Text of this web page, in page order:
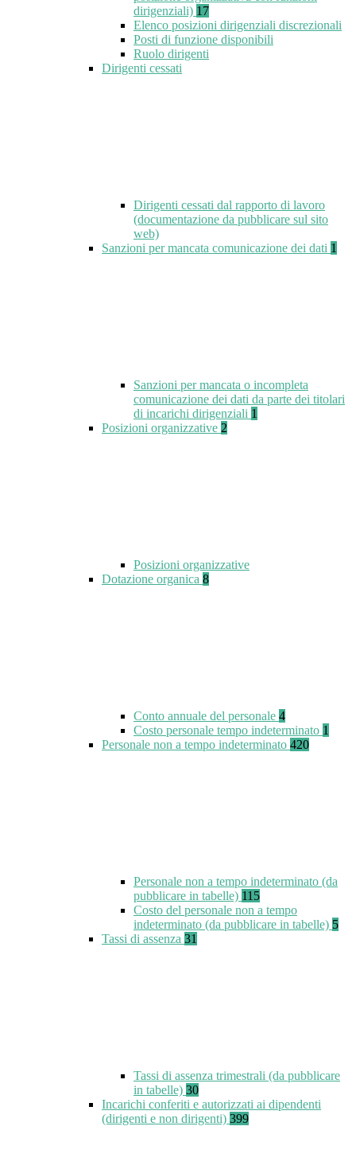
dirigenziali) 17
Elenco posizioni dirigenziali discrezionali
Posti di funzione disponibili
Ruolo dirigenti
Dirigenti cessati
Dirigenti cessati dal rapporto di lavoro
(documentazione da pubblicare sul sito
web)
Sanzioni per mancata comunicazione dei dati 1
Sanzioni per mancata o incompleta
comunicazione dei dati da parte dei titolari
di incarichi dirigenziali 1
Posizioni organizzative 2
Posizioni organizzative
Dotazione organica 8
Conto annuale del personale 4
Costo personale tempo indeterminato 1
Personale non a tempo indeterminato 420
Personale non a tempo indeterminato (da
pubblicare in tabelle) 115
Costo del personale non a tempo
indeterminato (da pubblicare in tabelle) 5
Tassi di assenza 31
Tassi di assenza trimestrali (da pubblicare
in tabelle) 30
Incarichi conferiti e autorizzati ai dipendenti
(dirigenti e non dirigenti) 399